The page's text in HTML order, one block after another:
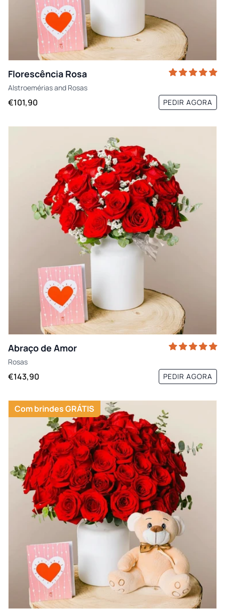
Florescência Rosa
Alstroemériasand Rosas
€101,90 PEDIR AGORA
Abraço de Amor
Rosas
€143,90 PEDIR AGORA
Com brindes GRÁTIS